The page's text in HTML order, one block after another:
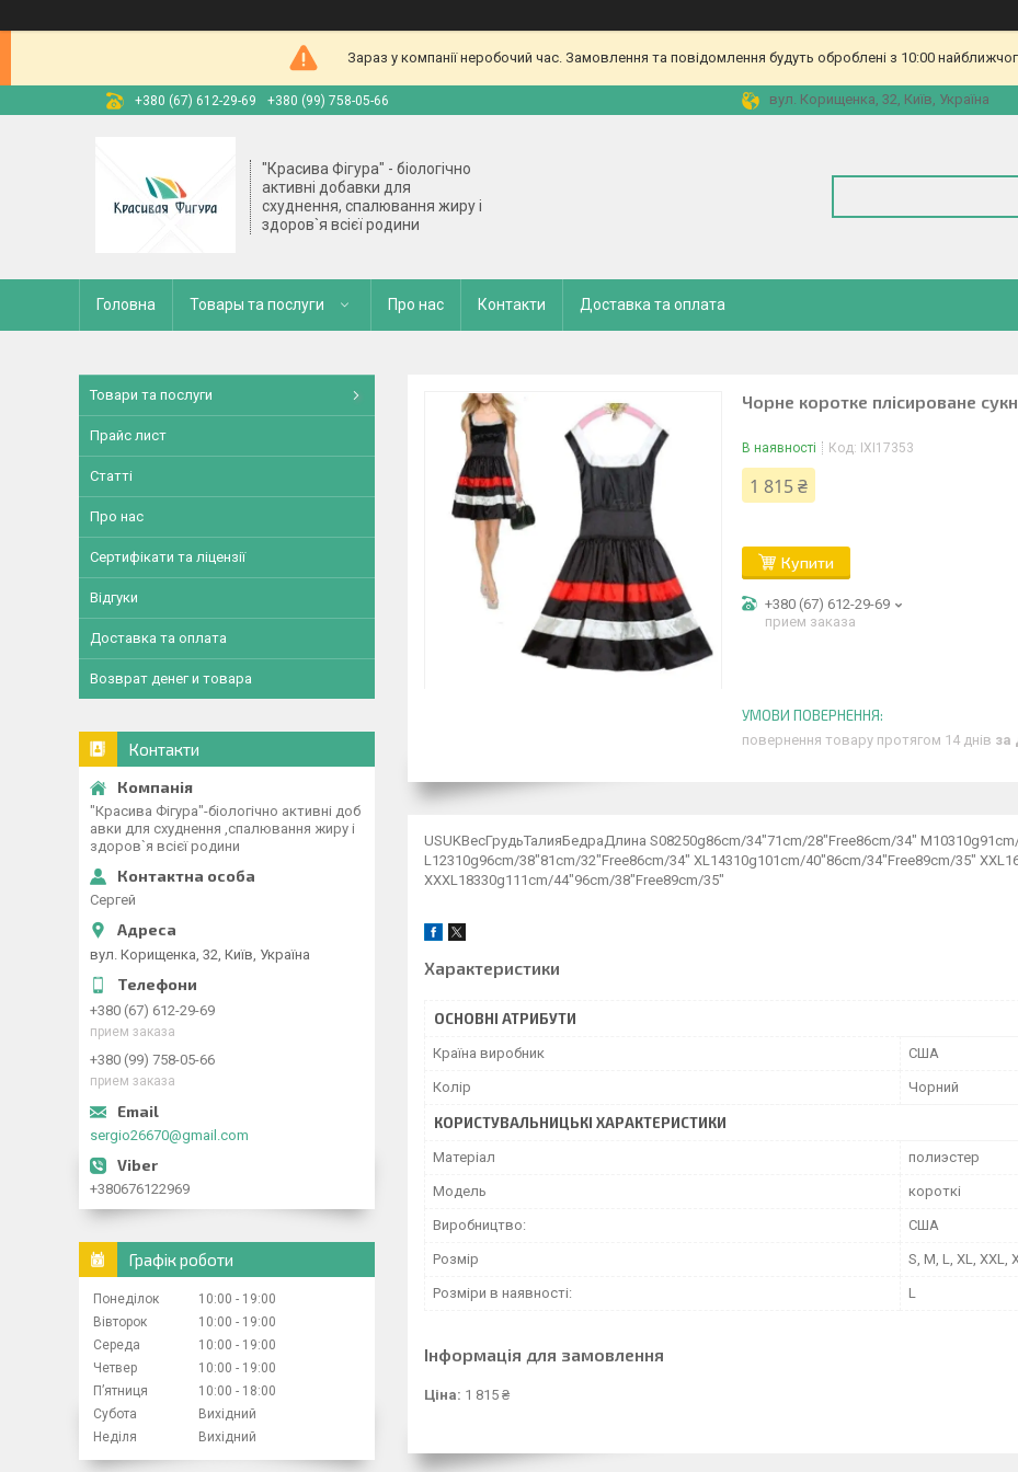
Зараз у компанії неробочий час. Замовлення та повідомлення будуть оброблені з 10:00
+380 (67) 612-29-69 +380 (99) 758-05-66 вул. Корищенка, 32, Київ, Україна
"Красива Фігура" - біологічно
активні добавки для
схуднення, спалювання жиру і
здоров`я всієї родини
Головна Товары та послуги Про нас Контакти Доставка та оплата
Чорне коротке плісироване
В наявності Код: IXI17353
1 815 ₴
Купити
+380 (67) 612-29-69
прием заказа
повернення товару протягом 14 днів за
USUKВесГрудьТалияБедраДлина S08250g86cm/34"71cm/28"Free86cm/34"
L12310g96cm/38"81cm/32"Free86cm/34" XL14310g101cm/40"86cm/34"Free89cm/35"
XXXL18330g111cm/44"96cm/38"Free89cm/35"
Характеристики
ОСНОВНІ АТРИБУТИ
Країна виробник США
Колір Чорний
КОРИСТУВАЛЬНИЦЬКІ ХАРАКТЕРИСТИКИ
Матеріал полиэстер
Модель короткі
Виробництво: США
Розмір S, M, L, XL, XXL,
Розміри в наявності: L
Інформація для замовлення
Ціна: 1 815 ₴
Товари та послуги
Прайс лист
Статті
Про нас
Сертифікати та ліцензії
Відгуки
Доставка та оплата
Возврат денег и товара
Контакти
"Красива Фігура"-біологічно активні доб
авки для схуднення ,спалювання жиру і
здоров`я всієї родини
Сергей
вул. Корищенка, 32, Київ, Україна
+380 (67) 612-29-69
прием заказа
+380 (99) 758-05-66
прием заказа
sergio26670@gmail.com
+380676122969
Графік роботи
Понеділок 10:00
19:00
Вівторок
10:00
19:00
Середа
10:00
19:00
Четвер
10:00
19:00
Пʼятниця
10:00
18:00
Субота
Вихідний
Неділя
Вихідний